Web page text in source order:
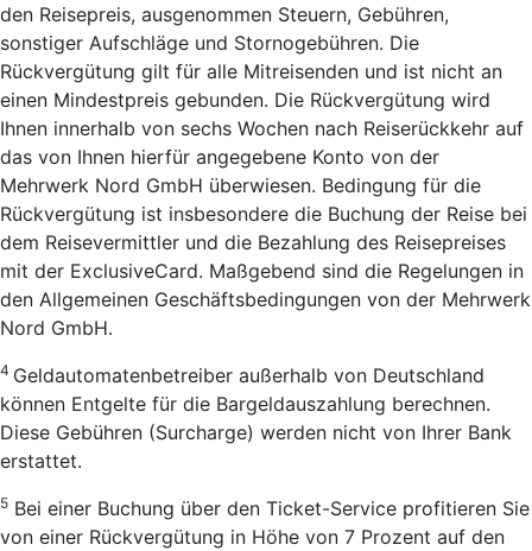
den Reisepreis, ausgenommen Steuern, Gebühren,
sonstiger Aufschläge und Stornogebühren. Die
Rückvergütung gilt für alle Mitreisenden und ist nicht an
einen Mindestpreis gebunden. Die Rückvergütung wird
Ihnen innerhalb von sechs Wochen nach Reiserückkehr auf
das von Ihnen hierfür angegebene Konto von der
Mehrwerk Nord GmbH überwiesen. Bedingung für die
Rückvergütung ist insbesondere die Buchung der Reise bei
dem Reisevermittler und die Bezahlung des Reisepreises
mit der ExclusiveCard. Maßgebend sind die Regelungen in
den Allgemeinen Geschäftsbedingungen von der Mehrwerk
Nord GmbH.
4 Geldautomatenbetreiber außerhalb von Deutschland
können Entgelte für die Bargeldauszahlung berechnen.
Diese Gebühren (Surcharge) werden nicht von Ihrer Bank
erstattet.
5 Bei einer Buchung über den Ticket-Service profitieren Sie
von einer Rückvergütung in Höhe von 7 Prozent auf den